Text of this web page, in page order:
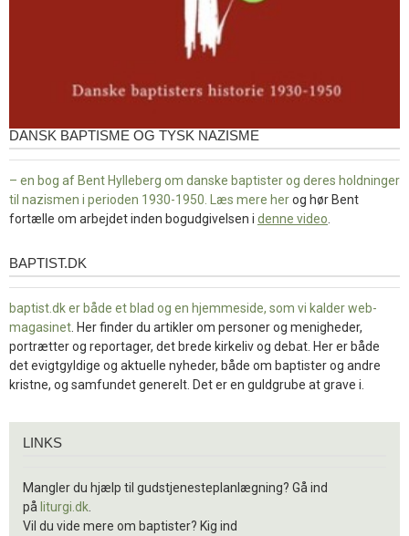
DANSK BAPTISME OG TYSK NAZISME
– en bog af Bent Hylleberg om danske baptister og deres holdninger
til nazismen i perioden 1930-1950. Læs mere herog hør Bent
fortælle om arbejdet inden bogudgivelsen i denne video
baptist.dk
BAPTIST.DK
baptist.dk er både et blad og en hjemmeside, som vi kalder web-
magasinet . Her finder du artikler om personer og menigheder,
portrætter og reportager, det brede kirkeliv og debat. Her er både
det evigtgyldige og aktuelle nyheder, både om baptister og andre
kristne, og samfundet generelt. Det er en guldgrube at grave i.
LINKS
Mangler du hjælp til gudstjenesteplanlægning? Gå ind
på liturgi.dk
Vil du vide mere om baptister? Kig ind